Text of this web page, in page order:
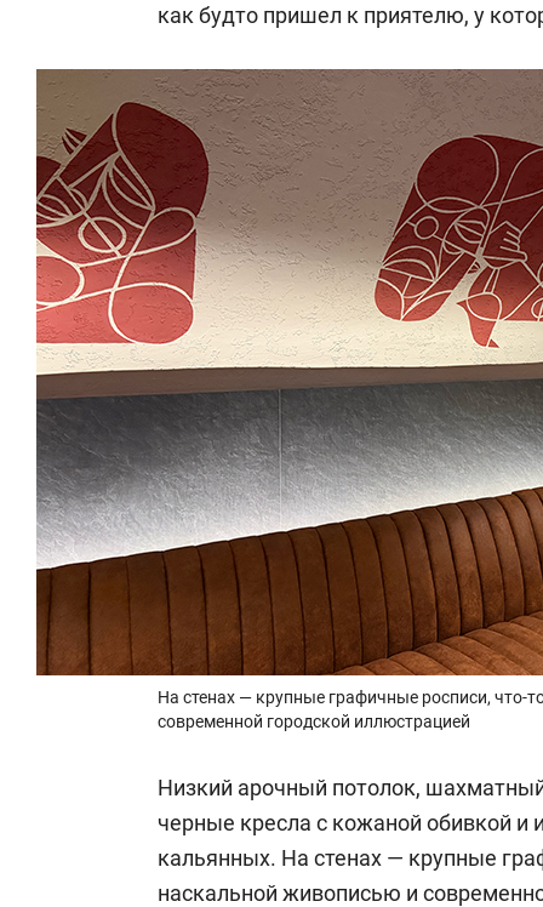
как будто пришел к приятелю, у
На стенах — крупные графичные росписи, что-
современной городской иллюстрацией
Низкий арочный потолок,
черные кресла с кожаной обивкой
кальянных. На стенах — крупные
наскальной живописью и